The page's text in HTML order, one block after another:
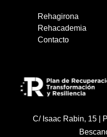
Rehagirona
Rehacademia
Contacto
C/ Isaac Rabin, 15 |